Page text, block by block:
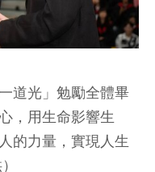
道光」勉勵全體畢
，用生命影響生
的力量，實現人生